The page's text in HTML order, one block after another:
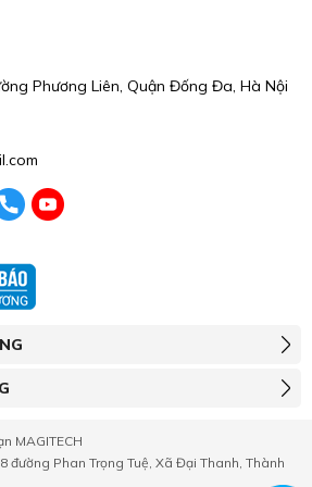
Phương Liên, Quận Đống Đa, Hà Nội
MAGITECH
đường Phan Trọng Tuệ, Xã Đại Thanh, Thành